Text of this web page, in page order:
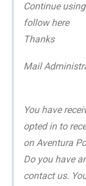
Continue
follow here
Thanks
Mail
You have
opted in to
on Aventura
Do you have
contact us.